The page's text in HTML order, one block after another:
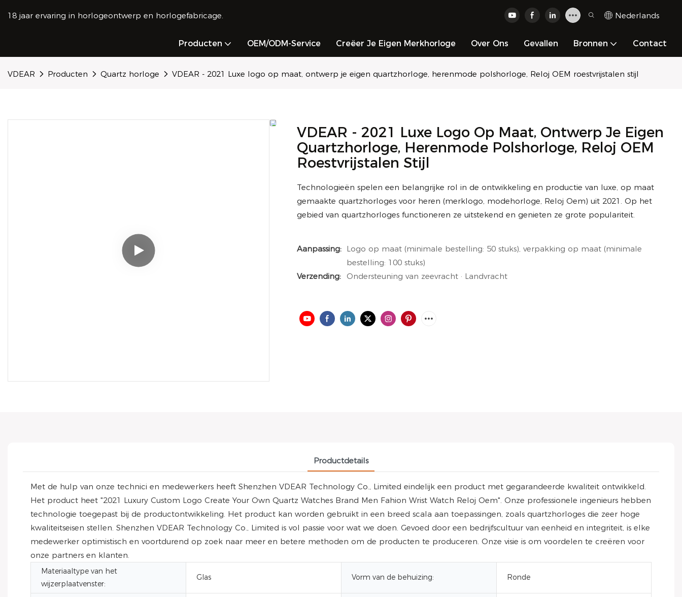
18 jaar ervaring in horlogeontwerp en horlogefabricage. Nederlands
Producten OEM/ODM-Service Creëer Je Eigen Merkhorloge Over Ons Gevallen Bronnen Contact
VDEAR Producten Quartz horloge VDEAR - 2021 Luxe logo op maat, ontwerp je eigen quartzhorloge, herenmode polshorloge, Reloj OEM roestvrijstalen stijl
VDEAR - 2021 Luxe Logo Op Maat, Ontwerp Je Eigen
Quartzhorloge, Herenmode Polshorloge, Reloj OEM
Roestvrijstalen Stijl
Technologieën spelen een belangrijke rol in de ontwikkeling en productie van luxe, op maat
gemaakte quartzhorloges voor heren (merklogo, modehorloge, Reloj Oem) uit 2021. Op het
gebied van quartzhorloges functioneren ze uitstekend en genieten ze grote populariteit.
Aanpassing: Logo op maat (minimale bestelling: 50 stuks), verpakking op maat (minimale
bestelling: 100 stuks)
Verzending:
Ondersteuning van zeevracht · Landvracht
Productdetails
Met de hulp van onze technici en medewerkers heeft Shenzhen VDEAR Technology Co., Limited eindelijk een product met gegarandeerde kwaliteit ontwikkeld.
Het product heet "2021 Luxury Custom Logo Create Your Own Quartz Watches Brand Men Fahion Wrist Watch Reloj Oem". Onze professionele ingenieurs hebben
technologie toegepast bij de productontwikkeling. Het product kan worden gebruikt in een breed scala aan toepassingen, zoals quartzhorloges die zeer hoge
kwaliteitseisen stellen. Shenzhen VDEAR Technology Co., Limited is vol passie voor wat we doen. Gevoed door een bedrijfscultuur van eenheid en integriteit, is elke
medewerker optimistisch en voortdurend op zoek naar meer en betere methoden om de producten te produceren. Onze visie is om voordelen te creëren voor
onze partners en klanten.
Materiaaltype van het
wijzerplaatvenster:
Glas Vorm van de behuizing: Ronde